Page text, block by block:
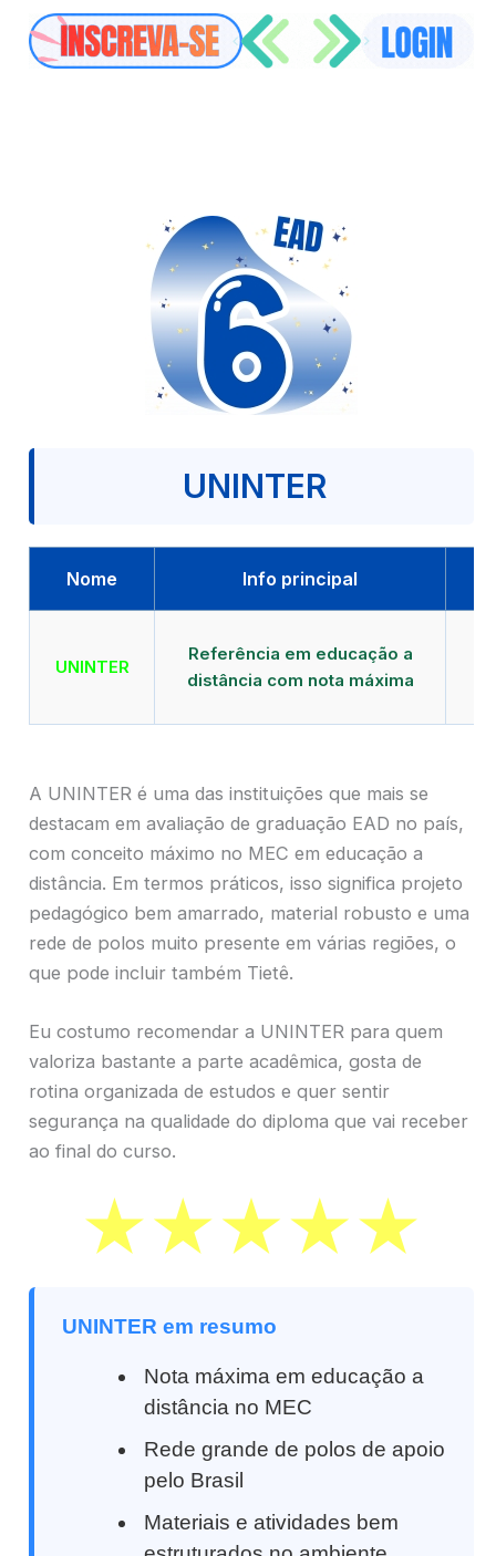
UNINTER
Nome Info principal
UNINTER
Referência em educação a
distância com nota máxima
A UNINTER é uma das instituições que mais se
destacam em avaliação de graduação EAD no país,
com conceito máximo no MEC em educação a
distância. Em termos práticos, isso significa projeto
pedagógico bem amarrado, material robusto e uma
rede de polos muito presente em várias regiões, o
que pode incluir também Tietê.
Eu costumo recomendar a UNINTER para quem
valoriza bastante a parte acadêmica, gosta de
rotina organizada de estudos e quer sentir
segurança na qualidade do diploma que vai receber
ao final do curso.
UNINTER em resumo
Nota máxima em educação a
distância no MEC
Rede grande de polos de apoio
pelo Brasil
Materiais e atividades bem